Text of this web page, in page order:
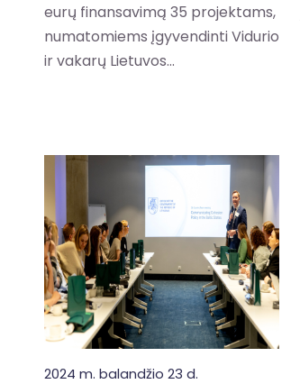
eurų finansavimą 35 projektams,
numatomiems įgyvendinti Vidurio
ir vakarų Lietuvos...
2024 m. balandžio 23 d.